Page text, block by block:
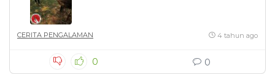
CERITA PENGALAMAN 4 tahun ago
0 0